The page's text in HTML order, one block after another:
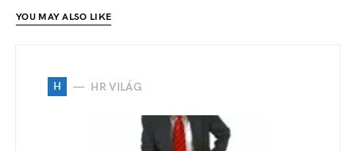
YOU MAY ALSO LIKE
H HR VILÁG